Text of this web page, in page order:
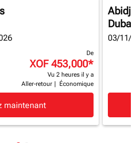
De
XOF 453,000*
Vu 2 heures il y a
Aller-retour
Économique
maintenant
Dubaï
03/11/